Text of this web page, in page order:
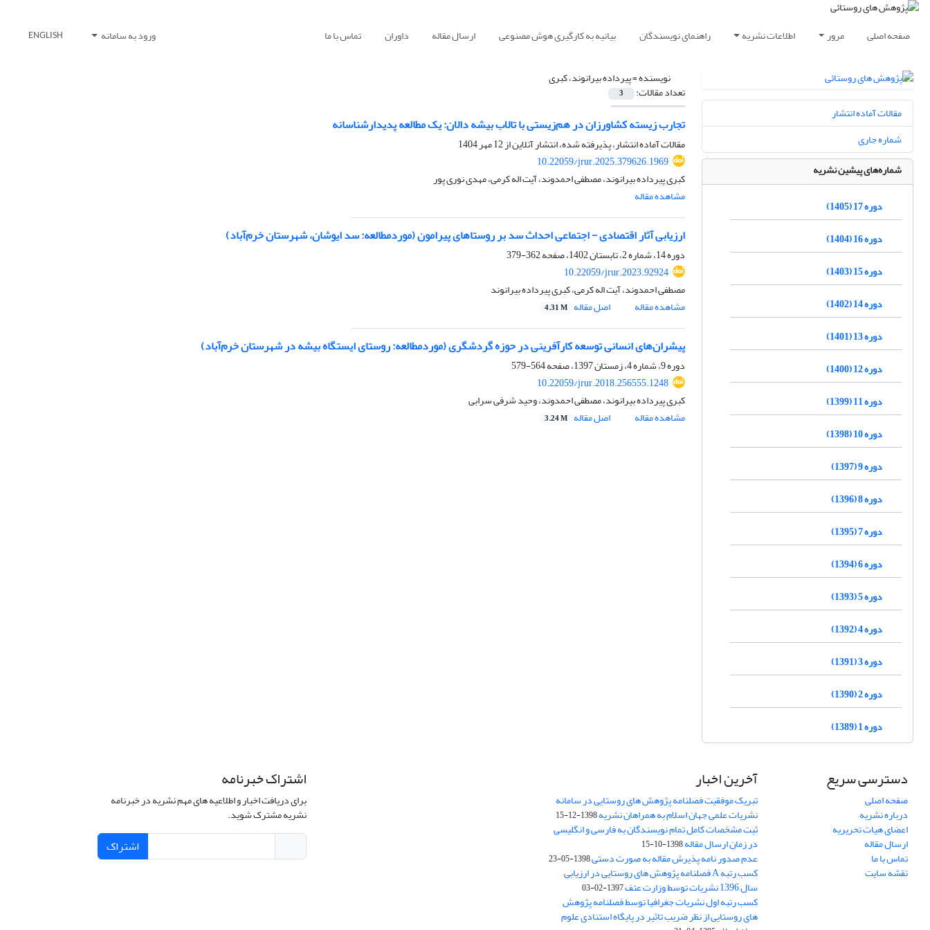
صفحه اصلی مرور اطلاعات نشریه راهنمای نویسندگان بیانیه به کارگیری هوش مصنوعی ارسال مقاله داوران تماس با ما ورود به سامانه ENGLISH
نویسنده =پیرداده بیرانوند، کبری
تعداد مقالات: 3
تجارب زیسته کشاورزان در هم‌زیستی با تالاب بیشه دالان: یک مطالعه پدیدارشناسانه
مقالات آماده انتشار، پذیرفته شده، انتشار آنلاین از12 مهر 1404
10.22059/jrur.2025.379626.1969
کبری پیرداده بیرانوند، مصطفی احمدوند، آیت اله کرمی، مهدی نوری پور
مشاهده مقاله
ارزیابی آثار اقتصادی - اجتماعی احداث سد بر روستاهای پیرامون (موردمطالعه: سد ایوشان، شهرستان خرم‌آباد)
دوره 14، شماره 2، تابستان 1402، صفحه
362-379
10.22059/jrur.2023.92924
مصطفی احمدوند، آیت اله کرمی، کبری پیرداده بیرانوند
مشاهده مقاله
اصل مقاله 4.31 M
پیشران‌های انسانی توسعه کارآفرینی در حوزه گردشگری (موردمطالعه: روستای ایستگاه بیشه در شهرستان خرم‌آباد)
دوره 9، شماره 4، زمستان 1397، صفحه
564-579
10.22059/jrur.2018.256555.1248
کبری پیرداده بیرانوند، مصطفی احمدوند، وحید شرفی سرابی
مشاهده مقاله
اصل مقاله 3.24 M
مقالات آماده انتشار
شماره جاری
شماره‌های پیشین نشریه
دوره 17 (1405)
دوره 16 (1404)
دوره 15 (1403)
دوره 14 (1402)
دوره 13 (1401)
دوره 12 (1400)
دوره 11 (1399)
دوره 10 (1398)
دوره 9 (1397)
دوره 8 (1396)
دوره 7 (1395)
دوره 6 (1394)
دوره 5 (1393)
دوره 4 (1392)
دوره 3 (1391)
دوره 2 (1390)
دوره 1 (1389)
دسترسی سریع
صفحه اصلی
درباره نشریه
اعضای هیات تحریریه
ارسال مقاله
تماس با ما
نقشه سایت
آخرین اخبار
تبریک موفقیت فصلنامه پژوهش های روستایی در سامانه
نشریات علمی جهان اسلام به همراهان نشریه1398-12-15
ثبت مشخصات کامل تمام نویسندگان به فارسی و انگلیسی
در زمان ارسال مقاله1398-10-15
عدم صدور نامه پذیرش مقاله به صورت دستی1398-05-23
کسب رتبه A فصلنامه پژوهش های روستایی در ارزیابی
سال 1396 نشریات توسط وزارت عتف 1397-02-03
کسب رتبه اول نشریات جغرافیا توسط فصلنامه پژوهش
های روستایی از نظر ضریب تاثیر در پایگاه استنادی علوم
اشتراک خبرنامه
برای دریافت اخبار و اطلاعیه های مهم نشریه در خبرنامه
نشریه مشترک شوید.
اشتراک